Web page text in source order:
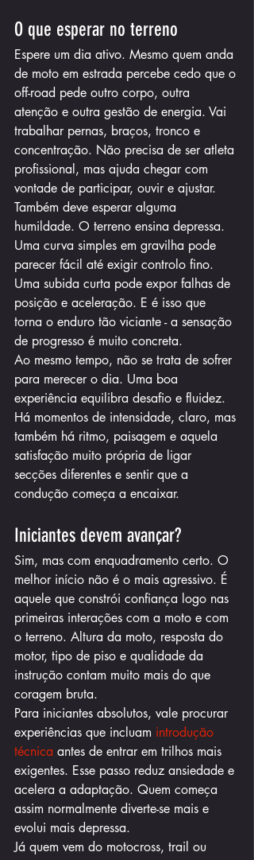
O que esperar no terreno
Espere um dia ativo. Mesmo quem anda
de moto em estrada percebe cedo que o
off-road pede outro corpo, outra
atenção e outra gestão de energia. Vai
trabalhar pernas, braços, tronco e
concentração. Não precisa de ser atleta
profissional, mas ajuda chegar com
vontade de participar, ouvir e ajustar.
Também deve esperar alguma
humildade. O terreno ensina depressa.
Uma curva simples em gravilha pode
parecer fácil até exigir controlo fino.
Uma subida curta pode expor falhas de
posição e aceleração. E é isso que
torna o enduro tão viciante - a sensação
de progresso é muito concreta.
Ao mesmo tempo, não se trata de sofrer
para merecer o dia. Uma boa
experiência equilibra desafio e fluidez.
Há momentos de intensidade, claro, mas
também há ritmo, paisagem e aquela
satisfação muito própria de ligar
secções diferentes e sentir que a
condução começa a encaixar.
Iniciantes devem avançar?
Sim, mas com enquadramento certo. O
melhor início não é o mais agressivo. É
aquele que constrói confiança logo nas
primeiras interações com a moto e com
o terreno. Altura da moto, resposta do
motor, tipo de piso e qualidade da
instrução contam muito mais do que
coragem bruta.
Para iniciantes absolutos, vale procurar
experiências que incluam introdução
técnica antes de entrar em trilhos mais
exigentes. Esse passo reduz ansiedade e
acelera a adaptação. Quem começa
assim normalmente diverte-se mais e
evolui mais depressa.
Já quem vem do motocross, trail ou